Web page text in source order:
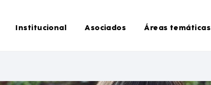
Institucional Asociados Áreas temáticas